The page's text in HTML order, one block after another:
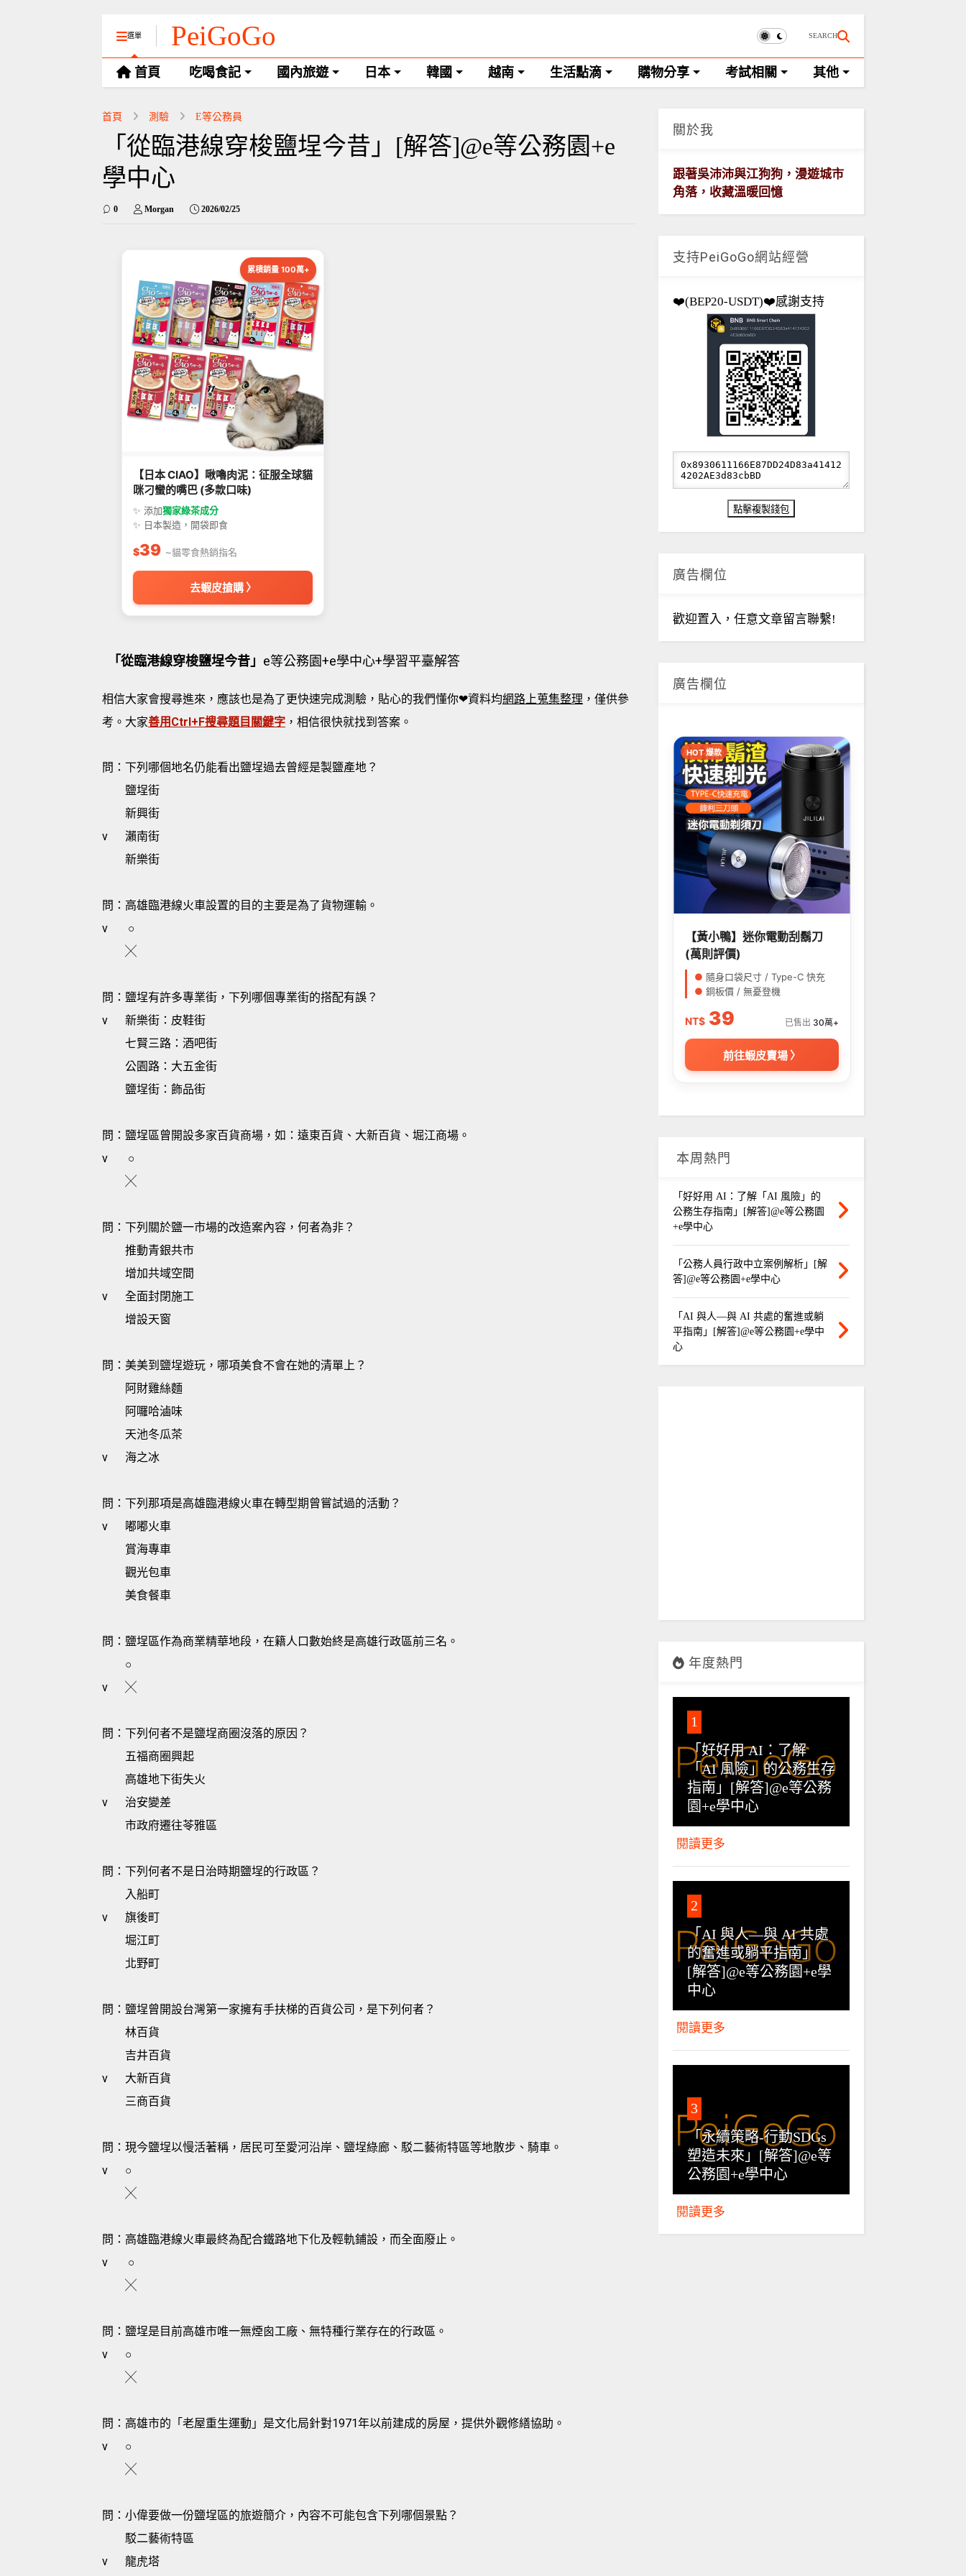
選單 PeiGoGo SEARCH
首頁 吃喝食記 國內旅遊 日本 韓國 越南 生活點滴 購物分享 考試相關 其他
首頁 測驗 E等公務員
「從臨港線穿梭鹽埕今昔」[解答]@e等公務園+e
學中心
0 Morgan 2026/02/25
累積銷量 100萬+
【日本 CIAO】啾嚕肉泥：征服全球貓
咪刁蠻的嘴巴 (多款口味)
✨ 添加獨家綠茶成分
✨ 日本製造，開袋即食
$39 ~貓零食熱銷指名
去蝦皮搶購 〉
「從臨港線穿梭鹽埕今昔」 e等公務園+e學中心+學習平臺解答
相信大家會搜尋進來，應該也是為了更快速完成測驗，貼心的我們懂你❤資料均網路上蒐集整理 ，僅供參
考。大家善用Ctrl+F搜尋題目關鍵字 ，相信很快就找到答案。
問：下列哪個地名仍能看出鹽埕過去曾經是製鹽產地？
鹽埕街
新興街
v
瀨南街
新樂街
問：高雄臨港線火車設置的目的主要是為了貨物運輸。
v
○
╳
問：鹽埕有許多專業街，下列哪個專業街的搭配有誤？
v
新樂街：皮鞋街
七賢三路：酒吧街
公園路：大五金街
鹽埕街：飾品街
問：鹽埕區曾開設多家百貨商場，如：遠東百貨、大新百貨、堀江商場。
v
○
╳
問：下列關於鹽一市場的改造案內容，何者為非？
推動青銀共市
增加共域空間
v
全面封閉施工
增設天窗
問：美美到鹽埕遊玩，哪項美食不會在她的清單上？
阿財雞絲麵
阿囉哈滷味
天池冬瓜茶
v
海之冰
問：下列那項是高雄臨港線火車在轉型期曾嘗試過的活動？
v
嘟嘟火車
賞海專車
觀光包車
美食餐車
問：鹽埕區作為商業精華地段，在籍人口數始終是高雄行政區前三名。
○
v
╳
問：下列何者不是鹽埕商圈沒落的原因？
五福商圈興起
高雄地下街失火
v
治安變差
市政府遷往苓雅區
問：下列何者不是日治時期鹽埕的行政區？
入船町
v
旗後町
堀江町
北野町
問：鹽埕曾開設台灣第一家擁有手扶梯的百貨公司，是下列何者？
林百貨
吉井百貨
v
大新百貨
三商百貨
問：現今鹽埕以慢活著稱，居民可至愛河沿岸、鹽埕綠廊、駁二藝術特區等地散步、騎車。
v
○
╳
問：高雄臨港線火車最終為配合鐵路地下化及輕軌鋪設，而全面廢止。
v
○
╳
問：鹽埕是目前高雄市唯一無煙囪工廠、無特種行業存在的行政區。
v
○
╳
問：高雄市的「老屋重生運動」是文化局針對1971年以前建成的房屋，提供外觀修繕協助。
v
○
╳
問：小偉要做一份鹽埕區的旅遊簡介，內容不可能包含下列哪個景點？
駁二藝術特區
v
龍虎塔
關於我
跟著吳沛沛與江狗狗，漫遊城市
角落，收藏溫暖回憶
支持PeiGoGo網站經營
❤️(BEP20-USDT)❤️感謝支持
廣告欄位
歡迎置入，任意文章留言聯繫!
廣告欄位
HOT 爆款
【黃小鴨】迷你電動刮鬍刀
(萬則評價)
● 隨身口袋尺寸 / Type-C 快充
● 銅板價 / 無憂登機
NT$ 39 已售出 30萬+
前往蝦皮賣場 〉
本周熱門
「好好用 AI：了解「AI 風險」的
公務生存指南」[解答]@e等公務園
+e學中心
「公務人員行政中立案例解析」[解
答]@e等公務園+e學中心
「AI 與人—與 AI 共處的奮進或躺
平指南」[解答]@e等公務園+e學中
心
年度熱門
1
「好好用 AI：了解
「AI 風險」的公務生存
指南」[解答]@e等公務
園+e學中心
閱讀更多
2
「AI 與人—與 AI 共處
的奮進或躺平指南」
[解答]@e等公務園+e學
中心
閱讀更多
3
「永續策略-行動SDGs
塑造未來」[解答]@e等
公務園+e學中心
閱讀更多